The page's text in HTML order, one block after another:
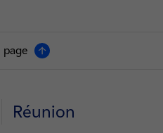
page
Réunion